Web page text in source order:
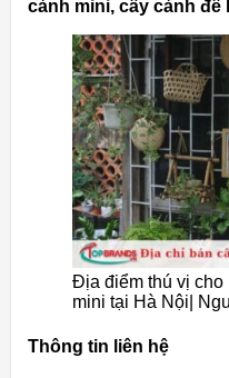
cảnh mini, cây cảnh để
Địa điểm thú vị cho
mini tại Hà Nội|
Thông tin liên hệ